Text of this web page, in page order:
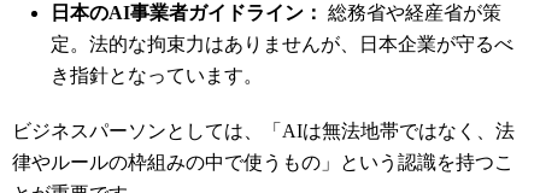
日本のAI事業者ガイドライン： 総務省や経産省が策
定。法的な拘束力はありませんが、日本企業が守るべ
き指針となっています。
ビジネスパーソンとしては、「AIは無法地帯ではなく、法
律やルールの枠組みの中で使うもの」という認識を持つこ